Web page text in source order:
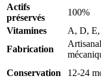
Actifs
préservés
100%
Vitamines
A, D, E,
Fabrication
Conservation 12-24